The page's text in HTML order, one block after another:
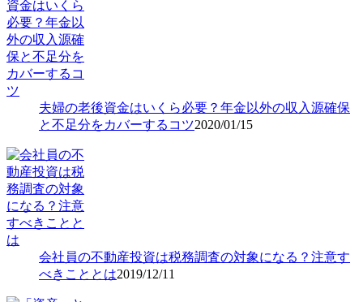
夫婦の老後資金はいくら必要？年金以外の収入源確保
と不足分をカバーするコツ2020/01/15
会社員の不動産投資は税務調査の対象になる？注意す
べきこととは2019/12/11